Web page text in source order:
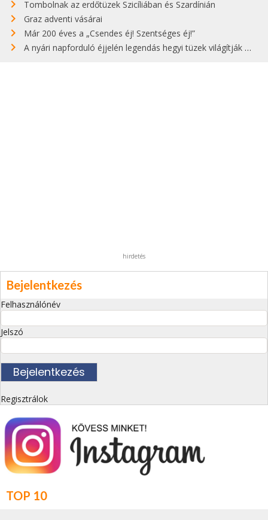
Tombolnak az erdőtüzek Szicíliában és Szardínián
Graz adventi vásárai
Már 200 éves a „Csendes éj! Szentséges éj!”
A nyári napforduló éjjelén legendás hegyi tüzek világítják meg Zugspitzét
hirdetés
Bejelentkezés
Felhasználónév
Jelszó
Regisztrálok
TOP 10